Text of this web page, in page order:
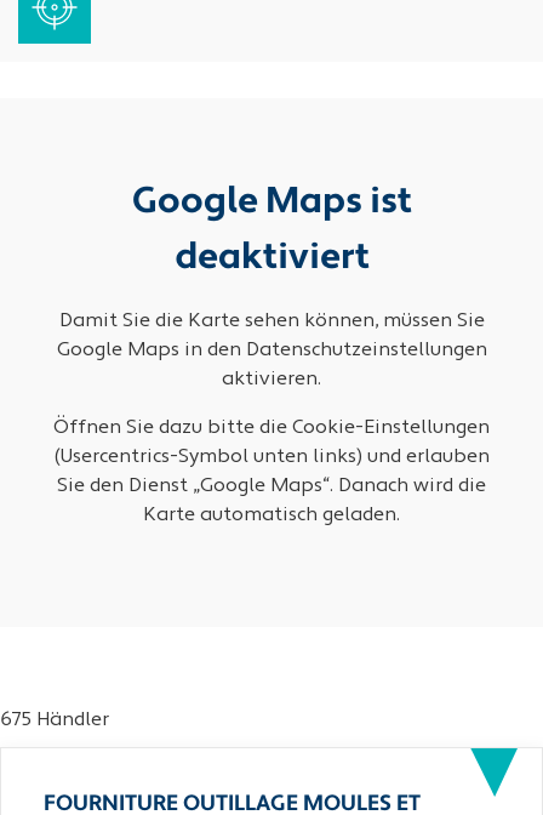
Google Maps ist
deaktiviert
Damit Sie die Karte sehen können, müssen Sie
Google Maps in den Datenschutzeinstellungen
aktivieren.
Öffnen Sie dazu bitte die Cookie-Einstellungen
(Usercentrics-Symbol unten links) und erlauben
Sie den Dienst „Google Maps“. Danach wird die
Karte automatisch geladen.
675 Händler
FOURNITURE OUTILLAGE MOULES ET